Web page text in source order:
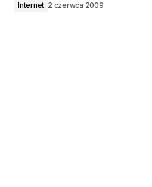
Internet 2 czerwca 2009